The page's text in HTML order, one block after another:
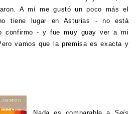
A mí me gustó un poco más el
tiene lugar en Asturias - no está
confirmo - y fue muy guay ver a mi
vamos que la premisa es exacta y